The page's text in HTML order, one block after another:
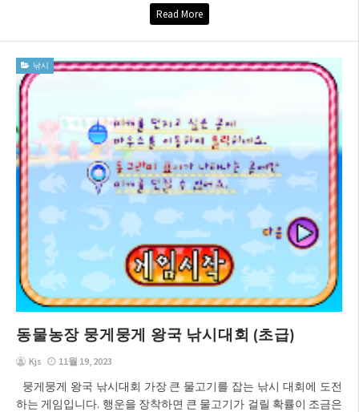
Read More
낚시
동물농장 뭉게뭉게 왕국 낚시대회 (초급)
Kjs 11월 19, 2023
뭉게뭉게 왕국 낚시대회 가장 큰 물고기를 잡는 낚시 대회에 도전
하는 게임입니다. 행운을 장착하면 큰 물고기가 걸릴 확률이 조금은